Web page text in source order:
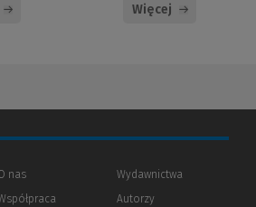
Więcej
nas
Wydawnictwa
Autorzy